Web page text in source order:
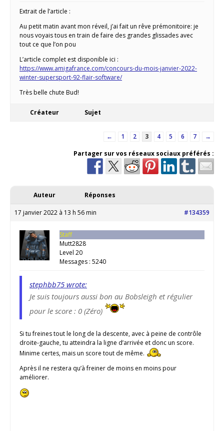
Extrait de l’article :
Au petit matin avant mon réveil, j’ai fait un rêve prémonitoire: je
nous voyais tous en train de faire des grandes glissades avec
tout ce que l’on pou
L’article complet est disponible ici :
https://www.amigafrance.com/concours-du-mois-janvier-2022-
winter-supersport-92-flair-software/
Très belle chute Bud!
Créateur Sujet
← 1 2 3 4 5 6 7
→
Partager sur vos réseaux sociaux préférés :
Auteur Réponses
17 janvier 2022 à 13 h 56 min #134359
Staff
Mutt2828
Level 20
Messages : 5240
stephbb75 wrote:
Je suis toujours aussi bon au Bobsleigh et régulier
pour le score : 0 (Zéro)
Si tu freines tout le long de la descente, avec à peine de contrôle
droite-gauche, tu atteindra la ligne d’arrivée et donc un score.
Minime certes, mais un score tout de même.
Après il ne restera qu’à freiner de moins en moins pour
améliorer.